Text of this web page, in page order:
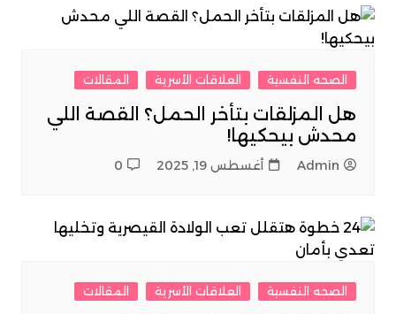
الصحه النفسية العلاقات الأسرية المقالات
هل المزلقات بتأخر الحمل؟ القصة اللي
محدش بيحكيها!
Admin أغسطس 19, 2025 0
الصحه النفسية العلاقات الأسرية المقالات